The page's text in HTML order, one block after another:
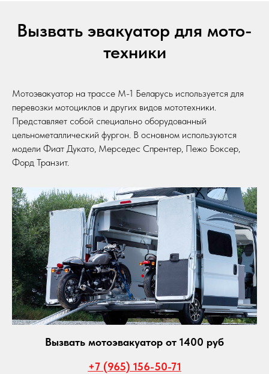
Вызвать эвакуатор для мото-
техники
Мотоэвакуатор на трассе М-1 Беларусь используется для
перевозки мотоциклов и других видов мототехники.
Представляет собой специально оборудованный
цельнометаллический фургон. В основном используются
модели Фиат Дукато, Мерседес Спрентер, Пежо Боксер,
Форд Транзит.
Вызвать мотоэвакуатор от 1400 руб
+7 (965) 156-50-71